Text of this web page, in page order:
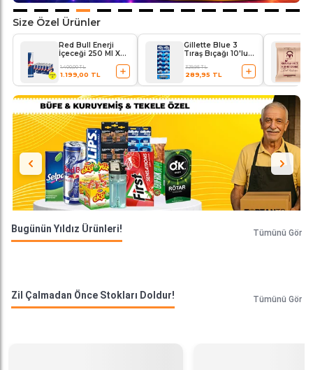
Size Özel Ürünler
Red Bull Enerji
İçeceği 250 Ml X
1.400,00 TL
1.199,00 TL
Gillette Blue 3
Tıraş Bıçağı 10'lu
Plus
329,95 TL
289,95 TL
Bugünün Yıldız Ürünleri! Tümünü Gör
Zil Çalmadan Önce Stokları Doldur! Tümünü Gör